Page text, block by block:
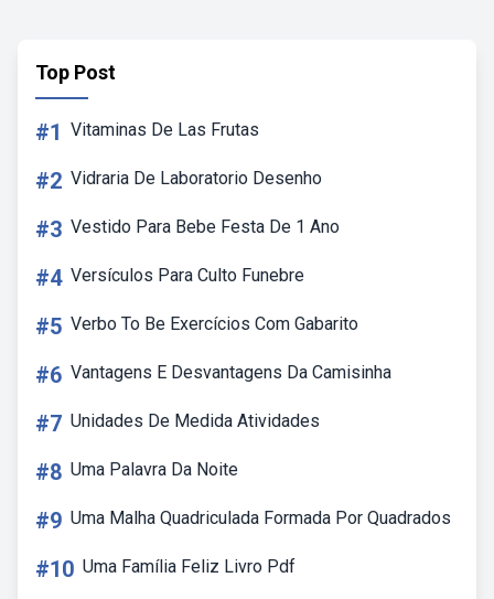
Top Post
#1 Vitaminas De Las Frutas
#2 Vidraria De Laboratorio Desenho
#3 Vestido Para Bebe Festa De 1 Ano
#4 Versículos Para Culto Funebre
#5 Verbo To Be Exercícios Com Gabarito
#6 Vantagens E Desvantagens Da Camisinha
#7 Unidades De Medida Atividades
#8 Uma Palavra Da Noite
#9 Uma Malha Quadriculada Formada Por Quadrados
#10 Uma Família Feliz Livro Pdf